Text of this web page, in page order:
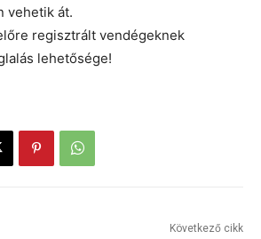
vehetik át.
regisztrált vendégeknek
lehetősége!
Következő cikk